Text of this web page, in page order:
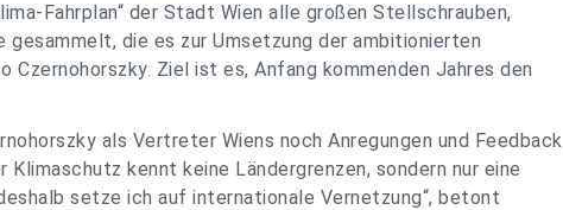
Fahrplan“ der Stadt Wien alle großen Stellschrauben,
gesammelt, die es zur Umsetzung der ambitionierten
Czernohorszky. Ziel ist es, Anfang kommenden Jahres den
als Vertreter Wiens noch Anregungen und Feedback
kennt keine Ländergrenzen, sondern nur eine
setze ich auf internationale Vernetzung“, betont